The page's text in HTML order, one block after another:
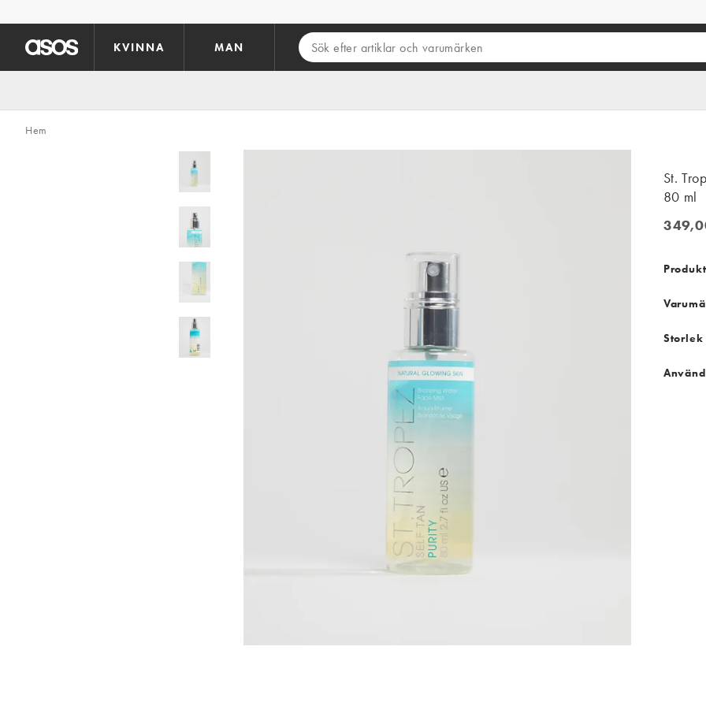
KVINNA MAN
Hem
St.
80 ml
349,00
Storlek